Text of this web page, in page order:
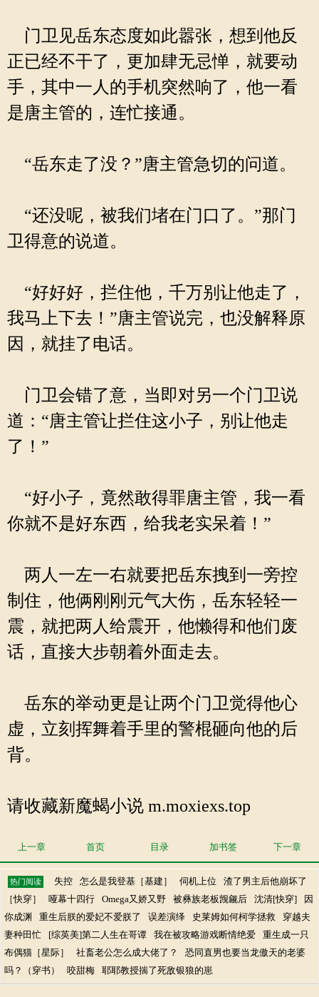
门卫见岳东态度如此嚣张，想到他反
正已经不干了，更加肆无忌惮，就要动
手，其中一人的手机突然响了，他一看
是唐主管的，连忙接通。
“岳东走了没？”唐主管急切的问道。
“还没呢，被我们堵在门口了。”那门
卫得意的说道。
“好好好，拦住他，千万别让他走了，
我马上下去！”唐主管说完，也没解释原
因，就挂了电话。
门卫会错了意，当即对另一个门卫说
道：“唐主管让拦住这小子，别让他走
了！”
“好小子，竟然敢得罪唐主管，我一看
你就不是好东西，给我老实呆着！”
两人一左一右就要把岳东拽到一旁控
制住，他俩刚刚元气大伤，岳东轻轻一
震，就把两人给震开，他懒得和他们废
话，直接大步朝着外面走去。
岳东的举动更是让两个门卫觉得他心
虚，立刻挥舞着手里的警棍砸向他的后
背。
请收藏新魔蝎小说 m.moxiexs.top
上一章 首页 目录 加书签 下一章
热门阅读 失控 怎么是我登基［基建］ 伺机上位
渣了男主后他崩坏了
［快穿］
哑幕十四行 Omega又娇又野 被彝族老板觊觎后 沈清[快穿]
因
你成渊
重生后朕的爱妃不爱朕了 误差演绎 史莱姆如何柯学拯救
穿越夫
妻种田忙
[综英美]第二人生在哥谭 我在被攻略游戏断情绝爱
重生成一只
布偶猫［星际］
社畜老公怎么成大佬了？
恐同直男也要当龙傲天的老婆
吗？（穿书）
咬甜梅 耶耶教授揣了死敌银狼的崽